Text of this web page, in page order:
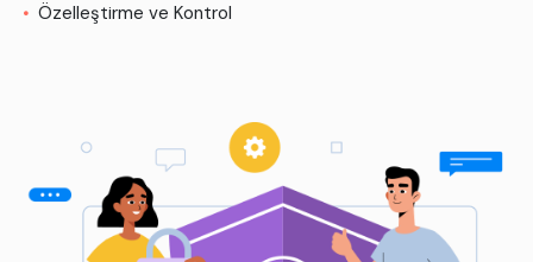
Özelleştirme ve Kontrol